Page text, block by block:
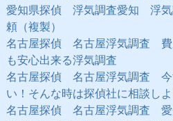
愛知県探偵 浮気調査愛知 浮気
頼（複製）
名古屋探偵 名古屋浮気調査 費
も安心出来る浮気調査
名古屋探偵 名古屋浮気調査 今
い！そんな時は探偵社に相談しよ
名古屋探偵 名古屋浮気調査 愛